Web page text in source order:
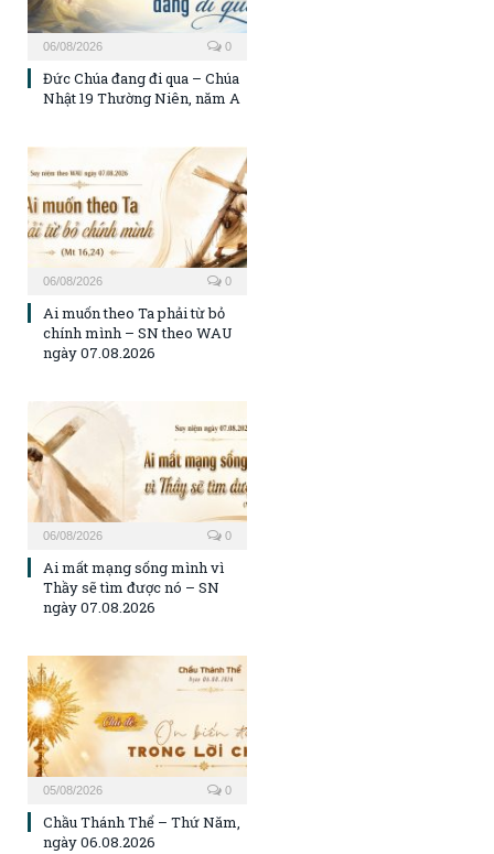
06/08/2026 0
Đức Chúa đang đi qua – Chúa
Nhật 19 Thường Niên, năm A
06/08/2026 0
Ai muốn theo Ta phải từ bỏ
chính mình – SN theo WAU
ngày 07.08.2026
06/08/2026 0
Ai mất mạng sống mình vì
Thầy sẽ tìm được nó – SN
ngày 07.08.2026
05/08/2026 0
Chầu Thánh Thể – Thứ Năm,
ngày 06.08.2026